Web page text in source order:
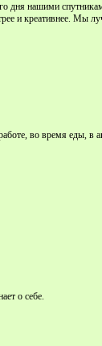
спутниками
и креативнее.
во время еды, в
о себе.